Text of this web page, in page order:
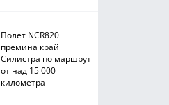
Полет NCR820
премина край
Силистра по маршрут
от над 15 000
километра